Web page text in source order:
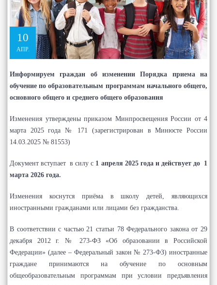
10
АПР.
Информируем граждан об изменении Порядка приема на
обучение по образовательным программам начального общего,
основного общего и среднего общего образования
Изменения утверждены приказом Минпросвещения России от 4
марта 2025 года № 171 (зарегистрирован в Минюсте России
14.03.2025 № 81553)
Документ вступает в силу с 1 апреля 2025 года и действует до 1
марта 2026 года.
Изменения коснутся приёма в школу детей, являющихся
иностранными гражданами или лицами без гражданства.
В соответствии с частью 21 статьи 78 Федерального закона от 29
декабря 2012 г. № 273-ФЗ «Об образовании в Российской
Федерации» (далее – Федеральный закон № 273-ФЗ) иностранные
граждане принимаются на обучение по основным
общеобразовательным программам при условии предъявления